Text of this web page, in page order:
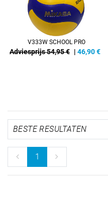
V333W SCHOOL PRO
Adviesprijs 54,95 € | 46,90€
1